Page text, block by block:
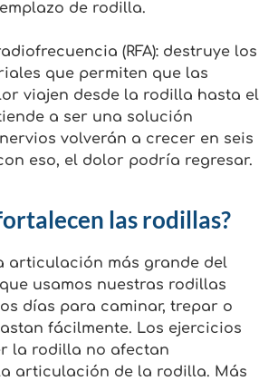
de rodilla.
(RFA): destruye los
que permiten que las
viajen desde la rodilla hasta el
a ser una solución
volverán a crecer en seis
eso, el dolor podría regresar.
las rodillas?
articulación más grande del
usamos nuestras rodillas
días para caminar, trepar o
fácilmente. Los ejercicios
la rodilla no afectan
articulación de la rodilla. Más